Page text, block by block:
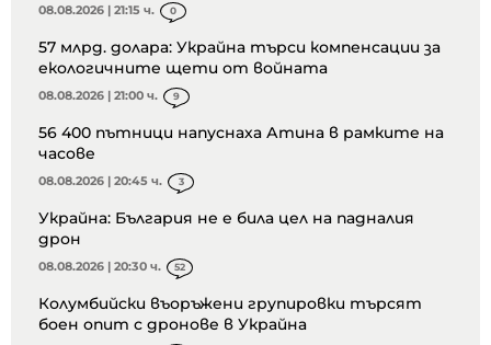
08.08.2026 | 21:15 ч. 0
57 млрд. долара: Украйна търси компенсации за
екологичните щети от войната
08.08.2026 | 21:00 ч. 9
56 400 пътници напуснаха Атина в рамките на
часове
08.08.2026 | 20:45 ч. 3
Украйна: България не е била цел на падналия
дрон
08.08.2026 | 20:30 ч. 52
Колумбийски въоръжени групировки търсят
боен опит с дронове в Украйна